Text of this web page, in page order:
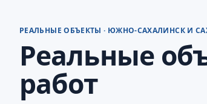
РЕАЛЬНЫЕ ОБЪЕКТЫ · ЮЖНО-САХАЛИНСК И
Реальные
работ